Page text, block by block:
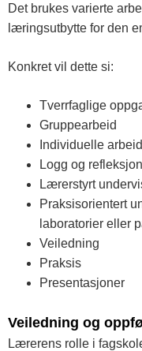
Det brukes varierte
læringsutbytte for den
Konkret vil dette si:
Tverrfaglige
Gruppearbeid
Individuelle
Logg og
Lærerstyrt
Praksisorientert
laboratorier eller
Veiledning
Praksis
Presentasjoner
Veiledning og
Lærerens rolle i